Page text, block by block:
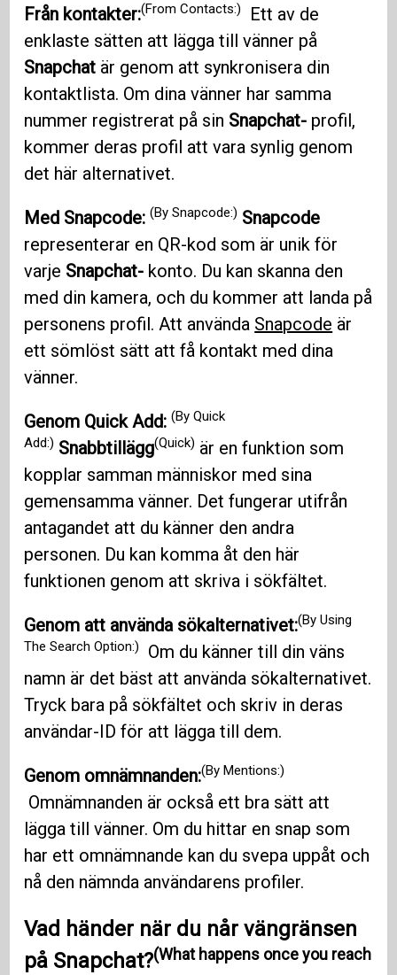
Från kontakter:(From Contacts:)
Ett av de
enklaste sätten att lägga till vänner på
Snapchat är genom att synkronisera din
kontaktlista. Om dina vänner har samma
nummer registrerat på sin Snapchat- profil,
kommer deras profil att vara synlig genom
det här alternativet.
Med Snapcode:(By Snapcode:) Snapcode
representerar en QR-kod som är unik för
varje Snapchat- konto. Du kan skanna den
med din kamera, och du kommer att landa på
personens profil. Att använda Snapcode är
ett sömlöst sätt att få kontakt med dina
vänner.
Genom Quick Add:(By Quick
Add:) Snabbtillägg(Quick) är en funktion som
kopplar samman människor med sina
gemensamma vänner. Det fungerar utifrån
antagandet att du känner den andra
personen. Du kan komma åt den här
funktionen genom att skriva i sökfältet.
Genom att använda sökalternativet:(By Using
The Search Option:)
Om du känner till din väns
namn är det bäst att använda sökalternativet.
Tryck bara på sökfältet och skriv in deras
användar-ID för att lägga till dem.
Genom omnämnanden:(By Mentions:)
Omnämnanden är också ett bra sätt att
lägga till vänner. Om du hittar en snap som
har ett omnämnande kan du svepa uppåt och
nå den nämnda användarens profiler.
Vad händer när du når vängränsen
på Snapchat?(What happens once you reach